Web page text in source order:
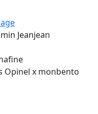
Jeanjean
Opinel x monbento